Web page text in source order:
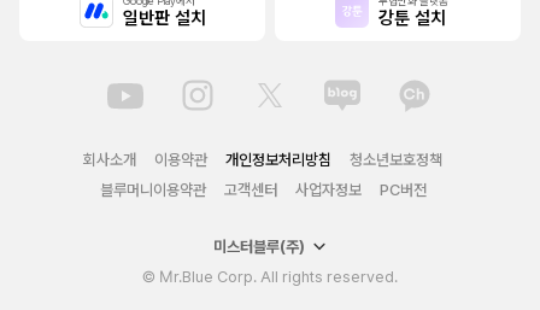
일반판 설치 강툰 설치
회사소개 이용약관 개인정보처리방침
청소년보호정책
블루머니이용약관
고객센터 사업자정보 PC버전
미스터블루(주)
© Mr.Blue Corp. All rights reserved.